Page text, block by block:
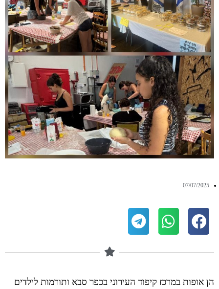
07/07/2025
הן אופות במרכז קיפוד העירוני בכפר סבא ותורמות לילדים